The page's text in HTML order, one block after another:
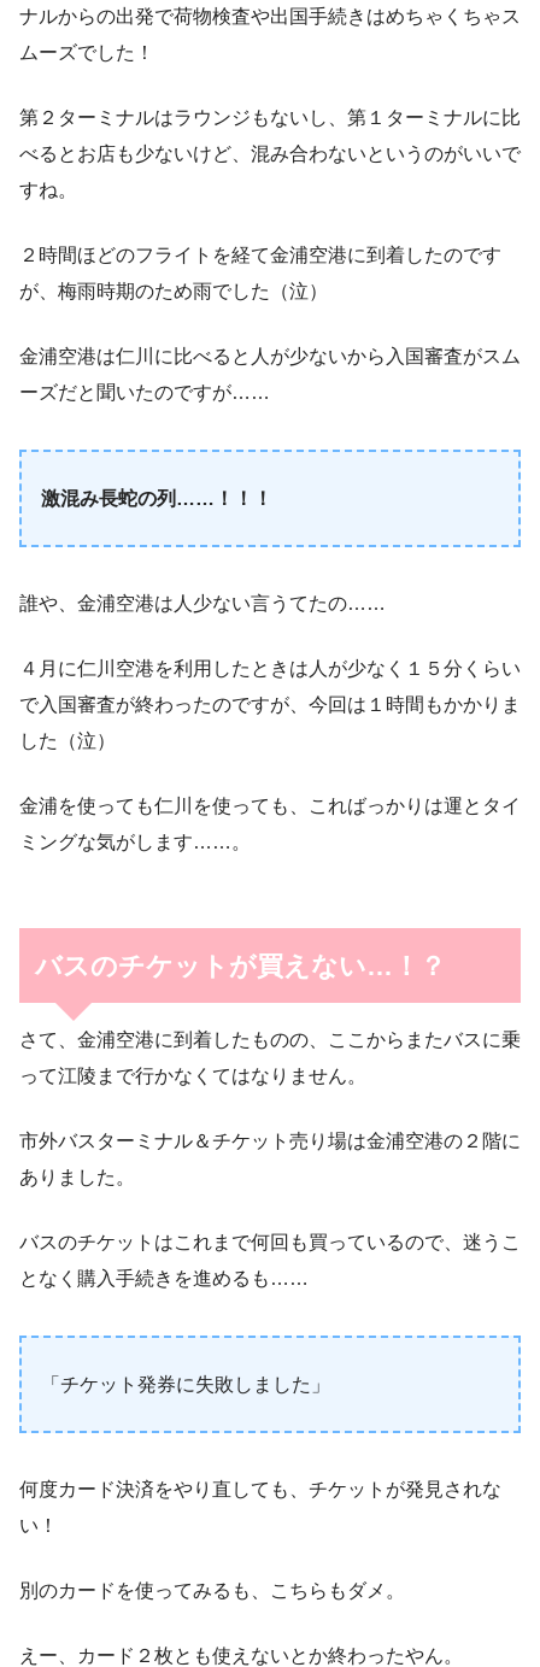
ナルからの出発で荷物検査や出国手続きはめちゃくちゃス
ムーズでした！
第２ターミナルはラウンジもないし、第１ターミナルに比
べるとお店も少ないけど、混み合わないというのがいいで
すね。
２時間ほどのフライトを経て金浦空港に到着したのです
が、梅雨時期のため雨でした（泣）
金浦空港は仁川に比べると人が少ないから入国審査がスム
ーズだと聞いたのですが……
激混み長蛇の列……！！！
誰や、金浦空港は人少ない言うてたの……
４月に仁川空港を利用したときは人が少なく１５分くらい
で入国審査が終わったのですが、今回は１時間もかかりま
した（泣）
金浦を使っても仁川を使っても、こればっかりは運とタイ
ミングな気がします……。
バスのチケットが買えない…！？
さて、金浦空港に到着したものの、ここからまたバスに乗
って江陵まで行かなくてはなりません。
市外バスターミナル＆チケット売り場は金浦空港の２階に
ありました。
バスのチケットはこれまで何回も買っているので、迷うこ
となく購入手続きを進めるも……
「チケット発券に失敗しました」
何度カード決済をやり直しても、チケットが発見されな
い！
別のカードを使ってみるも、こちらもダメ。
えー、カード２枚とも使えないとか終わったやん。